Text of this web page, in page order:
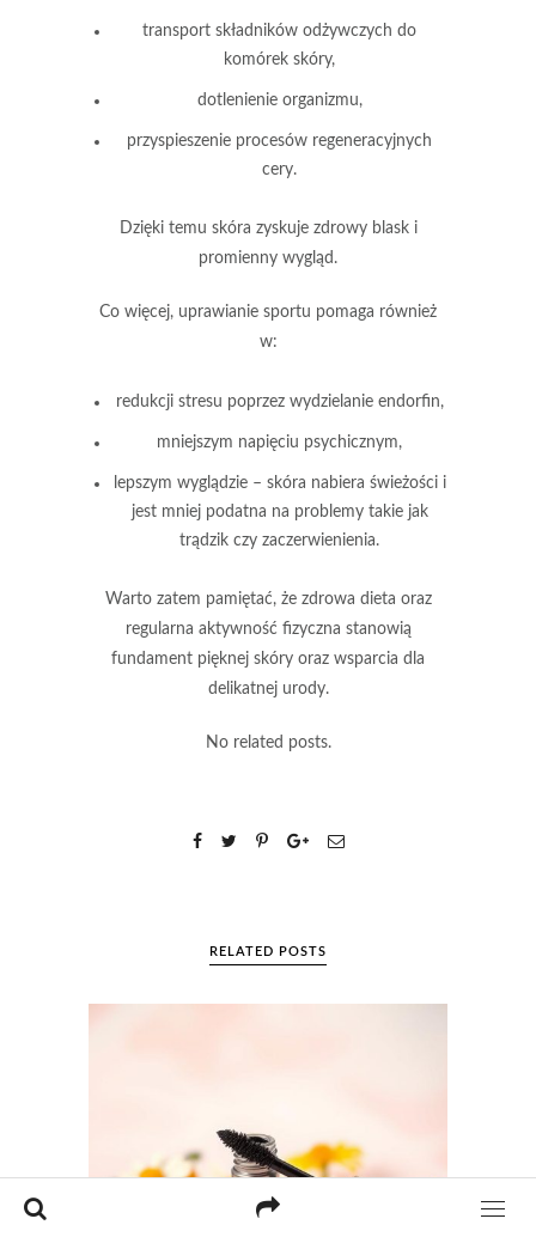
transport składników odżywczych do
komórek skóry,
dotlenienie organizmu,
przyspieszenie procesów regeneracyjnych
cery.
Dzięki temu skóra zyskuje zdrowy blask i
promienny wygląd.
Co więcej, uprawianie sportu pomaga również
w:
redukcji stresu poprzez wydzielanie endorfin,
mniejszym napięciu psychicznym,
lepszym wyglądzie – skóra nabiera świeżości i
jest mniej podatna na problemy takie jak
trądzik czy zaczerwienienia.
Warto zatem pamiętać, że zdrowa dieta oraz
regularna aktywność fizyczna stanowią
fundament pięknej skóry oraz wsparcia dla
delikatnej urody.
No related posts.
RELATED POSTS